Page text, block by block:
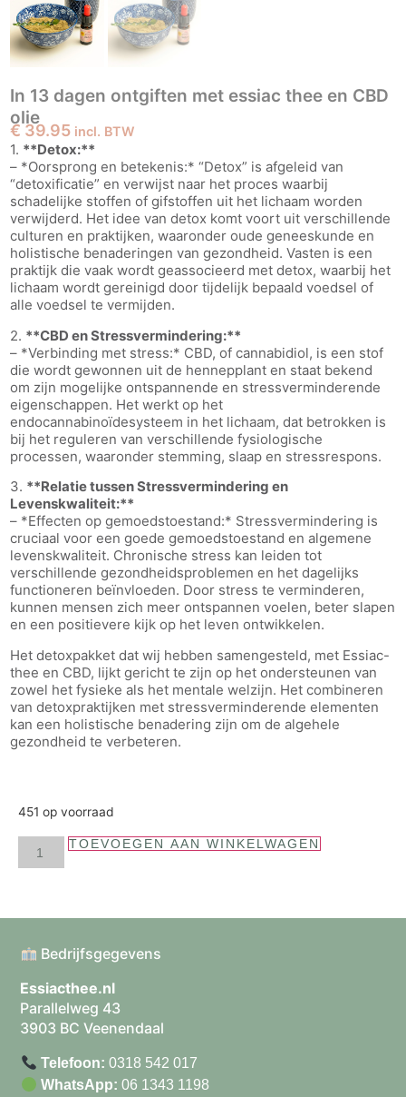
In 13 dagen ontgiften met essiac thee en CBD
olie
€ 39.95 incl. BTW
1. **Detox:**
– *Oorsprong en betekenis:* “Detox” is afgeleid van
“detoxificatie” en verwijst naar het proces waarbij
schadelijke stoffen of gifstoffen uit het lichaam worden
verwijderd. Het idee van detox komt voort uit verschillende
culturen en praktijken, waaronder oude geneeskunde en
holistische benaderingen van gezondheid. Vasten is een
praktijk die vaak wordt geassocieerd met detox, waarbij het
lichaam wordt gereinigd door tijdelijk bepaald voedsel of
alle voedsel te vermijden.
2. **CBD en Stressvermindering:**
– *Verbinding met stress:* CBD, of cannabidiol, is een stof
die wordt gewonnen uit de hennepplant en staat bekend
om zijn mogelijke ontspannende en stressverminderende
eigenschappen. Het werkt op het
endocannabinoïdesysteem in het lichaam, dat betrokken is
bij het reguleren van verschillende fysiologische
processen, waaronder stemming, slaap en stressrespons.
3. **Relatie tussen Stressvermindering en
Levenskwaliteit:**
– *Effecten op gemoedstoestand:* Stressvermindering is
cruciaal voor een goede gemoedstoestand en algemene
levenskwaliteit. Chronische stress kan leiden tot
verschillende gezondheidsproblemen en het dagelijks
functioneren beïnvloeden. Door stress te verminderen,
kunnen mensen zich meer ontspannen voelen, beter slapen
en een positievere kijk op het leven ontwikkelen.
Het detoxpakket dat wij hebben samengesteld, met Essiac-
thee en CBD, lijkt gericht te zijn op het ondersteunen van
zowel het fysieke als het mentale welzijn. Het combineren
van detoxpraktijken met stressverminderende elementen
kan een holistische benadering zijn om de algehele
gezondheid te verbeteren.
451 op voorraad
TOEVOEGEN AAN WINKELWAGEN
Bedrijfsgegevens
Essiacthee.nl
Parallelweg 43
3903 BC Veenendaal
Telefoon: 0318 542 017
WhatsApp: 06 1343 1198